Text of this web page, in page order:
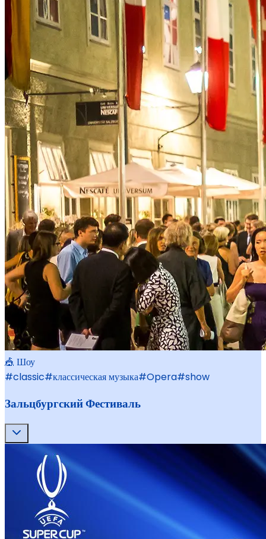
🎪 Шоу
#classic#классическая музыка#Opera#show
Зальцбургский Фестиваль